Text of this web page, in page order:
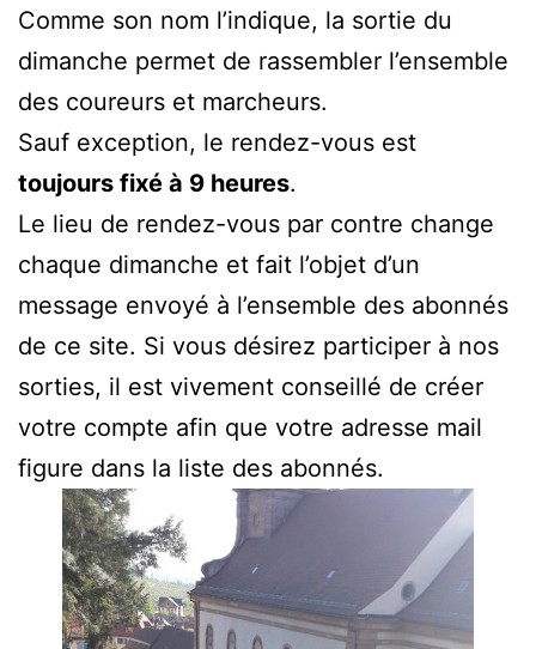
Comme son nom l’indique, la sortie du
dimanche permet de rassembler l’ensemble
des coureurs et marcheurs.
Sauf exception, le rendez-vous est
toujours fixé à 9 heures.
Le lieu de rendez-vous par contre change
chaque dimanche et fait l’objet d’un
message envoyé à l’ensemble des abonnés
de ce site. Si vous désirez participer à nos
sorties, il est vivement conseillé de créer
votre compte afin que votre adresse mail
figure dans la liste des abonnés.